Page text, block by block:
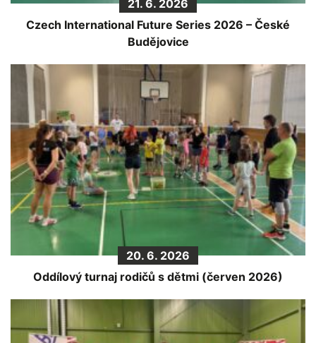
21. 6. 2026
Czech International Future Series 2026 – České
Budějovice
20. 6. 2026
Oddílový turnaj rodičů s dětmi (červen 2026)